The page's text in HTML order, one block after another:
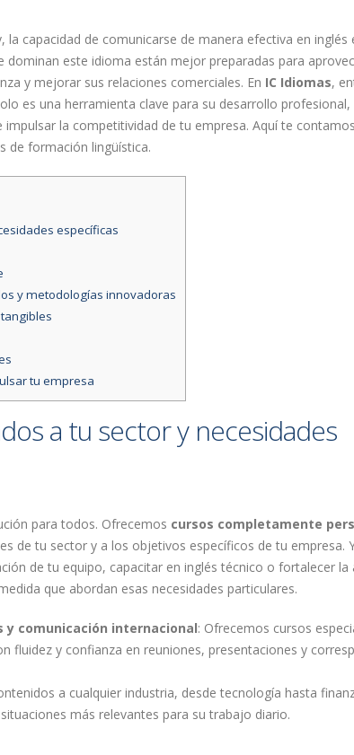
capacidad de comunicarse de manera efectiva en inglés
dominan este idioma están mejor preparadas para
y mejorar sus relaciones comerciales. En IC Idiomas,
es una herramienta clave para su desarrollo profesional,
la competitividad de tu empresa. Aquí te
de formación lingüística.
específicas
y metodologías innovadoras
tu empresa
a tu sector y necesidades
para todos. Ofrecemos cursos completamente
de tu sector y a los objetivos específicos de tu empresa.
de tu equipo, capacitar en inglés técnico o fortalecer la
que abordan esas necesidades particulares.
y comunicación internacional: Ofrecemos cursos
fluidez y confianza en reuniones, presentaciones y
a cualquier industria, desde tecnología hasta
más relevantes para su trabajo diario.